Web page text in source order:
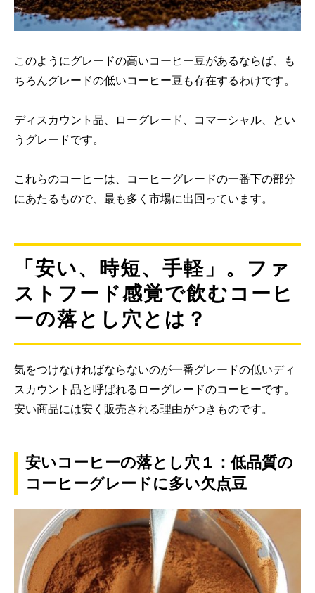
このようにグレードの高いコーヒー豆があるならば、も
ちろんグレードの低いコーヒー豆も存在するわけです。
ディスカウント品、ローグレード、コマーシャル、とい
うグレードです。
これらのコーヒーは、コーヒーグレードの一番下の部分
にあたるもので、最も多く市場に出回っています。
「安い、時短、手軽」。ファ
ストフード感覚で飲むコーヒ
ーの落とし穴とは？
気をつけなければならないのが一番グレードの低いディ
スカウント品と呼ばれるローグレードのコーヒーです。
安い商品には安く販売される理由がつきものです。
安いコーヒーの落とし穴１：低品質の
コーヒーグレードに多い欠点豆